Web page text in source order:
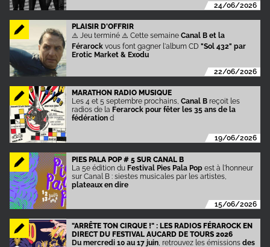
24/06/2026
PLAISIR D'OFFRIR
⚠️ Jeu terminé ⚠️ Cette semaineCanal B et la
Férarockvous font gagner l'album CD"Sol 432" par
Erotic Market & Exodu
22/06/2026
MARATHON RADIO MUSIQUE
Les 4 et 5 septembre prochains, Canal B reçoit les
radios de la Ferarock pour fêter les 35 ans de la
fédération d
19/06/2026
PIES PALA POP # 5 SUR CANAL B
La 5e édition du Festival Pies Pala Pop est à l'honneur
sur Canal B : siestes musicales par les artistes,
plateaux en dire
15/06/2026
"ARRÊTE TON CIRQUE !" : LES RADIOS FÉRAROCK EN
DIRECT DU FESTIVAL AUCARD DE TOURS 2026
Du mercredi 10 au 17 juin , retrouvez les émissionsdes